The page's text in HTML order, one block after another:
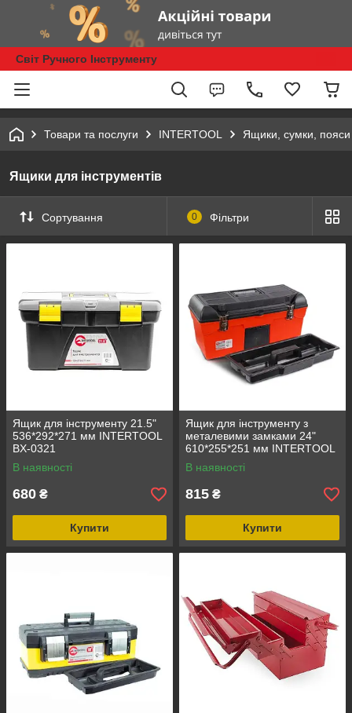
Світ Ручного Інструменту
Товари та послуги INTERTOOL Ящики, сумки, пояси
Ящики для інструментів
Сортування 0 Фільтри
Ящик для інструменту 21.5"
536*292*271 мм INTERTOOL
BX-0321
В наявності
680 ₴
Купити
Ящик для інструменту з
металевими замками 24"
610*255*251 мм INTERTOOL
BX-1123
В наявності
815 ₴
Купити